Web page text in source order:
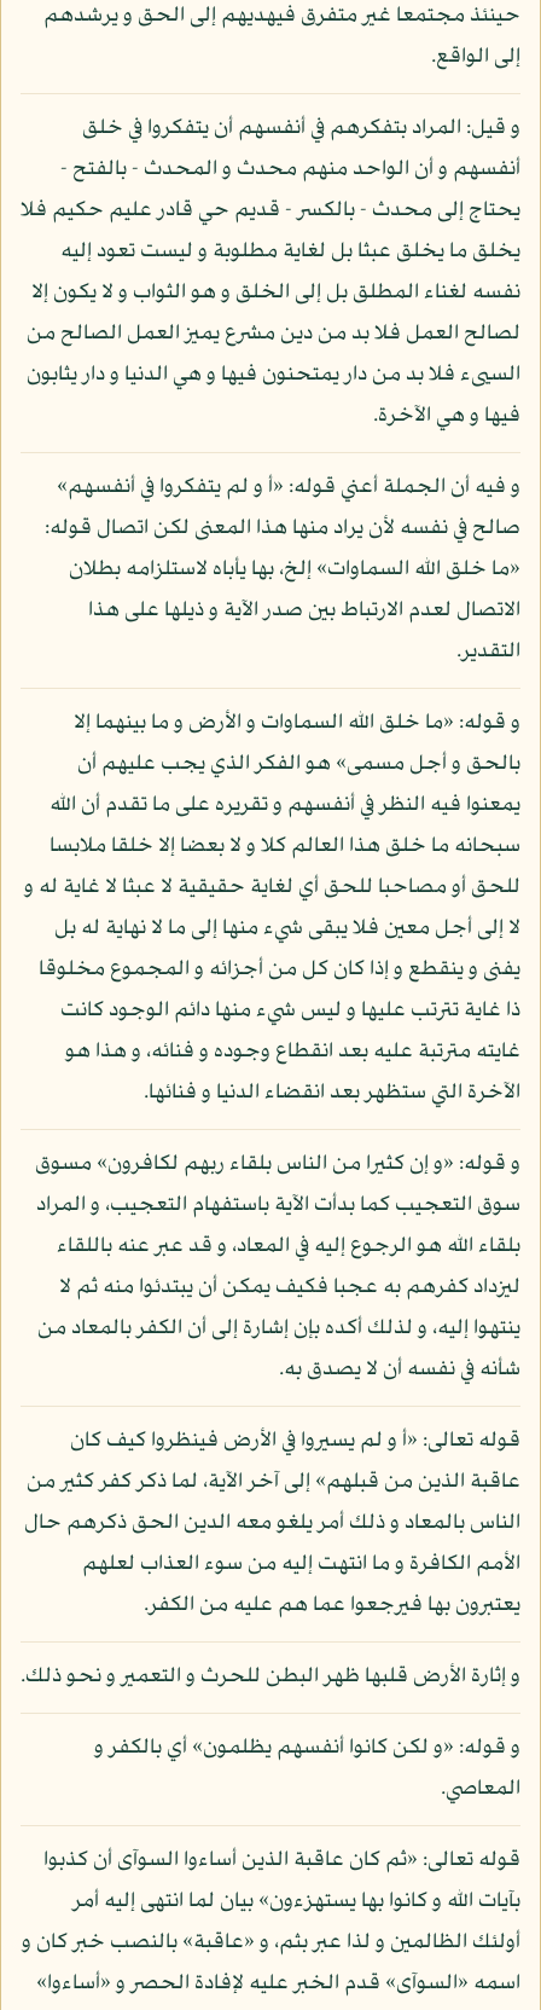
حينئذ مجتمعا غير متفرق فيهديهم إلى الحق و يرشدهم
إلى الواقع.
و قيل: المراد بتفكرهم في أنفسهم أن يتفكروا في خلق
أنفسهم و أن الواحد منهم محدث و المحدث - بالفتح -
يحتاج إلى محدث - بالكسر - قديم حي قادر عليم حكيم فلا
يخلق ما يخلق عبثا بل لغاية مطلوبة و ليست تعود إليه
نفسه لغناء المطلق بل إلى الخلق و هو الثواب و لا يكون إلا
لصالح العمل فلا بد من دين مشرع يميز العمل الصالح من
السيىء فلا بد من دار يمتحنون فيها و هي الدنيا و دار يثابون
فيها و هي الآخرة.
و فيه أن الجملة أعني قوله: «أ و لم يتفكروا في أنفسهم»
صالح في نفسه لأن يراد منها هذا المعنى لكن اتصال قوله:
«ما خلق الله السماوات» إلخ، بها يأباه لاستلزامه بطلان
الاتصال لعدم الارتباط بين صدر الآية و ذيلها على هذا
التقدير.
و قوله: «ما خلق الله السماوات و الأرض و ما بينهما إلا
بالحق و أجل مسمى» هو الفكر الذي يجب عليهم أن
يمعنوا فيه النظر في أنفسهم و تقريره على ما تقدم أن الله
سبحانه ما خلق هذا العالم كلا و لا بعضا إلا خلقا ملابسا
للحق أو مصاحبا للحق أي لغاية حقيقية لا عبثا لا غاية له و
لا إلى أجل معين فلا يبقى شيء منها إلى ما لا نهاية له بل
يفنى و ينقطع و إذا كان كل من أجزائه و المجموع مخلوقا
ذا غاية تترتب عليها و ليس شيء منها دائم الوجود كانت
غايته مترتبة عليه بعد انقطاع وجوده و فنائه، و هذا هو
الآخرة التي ستظهر بعد انقضاء الدنيا و فنائها.
و قوله: «و إن كثيرا من الناس بلقاء ربهم لكافرون» مسوق
سوق التعجيب كما بدأت الآية باستفهام التعجيب، و المراد
بلقاء الله هو الرجوع إليه في المعاد، و قد عبر عنه باللقاء
ليزداد كفرهم به عجبا فكيف يمكن أن يبتدئوا منه ثم لا
ينتهوا إليه، و لذلك أكده بإن إشارة إلى أن الكفر بالمعاد من
شأنه في نفسه أن لا يصدق به.
قوله تعالى: «أ و لم يسيروا في الأرض فينظروا كيف كان
عاقبة الذين من قبلهم» إلى آخر الآية، لما ذكر كفر كثير من
الناس بالمعاد و ذلك أمر يلغو معه الدين الحق ذكرهم حال
الأمم الكافرة و ما انتهت إليه من سوء العذاب لعلهم
يعتبرون بها فيرجعوا عما هم عليه من الكفر.
و إثارة الأرض قلبها ظهر البطن للحرث و التعمير و نحو ذلك.
و قوله: «و لكن كانوا أنفسهم يظلمون» أي بالكفر و
المعاصي.
قوله تعالى: «ثم كان عاقبة الذين أساءوا السوآى أن كذبوا
بآيات الله و كانوا بها يستهزءون» بيان لما انتهى إليه أمر
أولئك الظالمين و لذا عبر بثم، و «عاقبة» بالنصب خبر كان و
اسمه «السوآى» قدم الخبر عليه لإفادة الحصر و «أساءوا»